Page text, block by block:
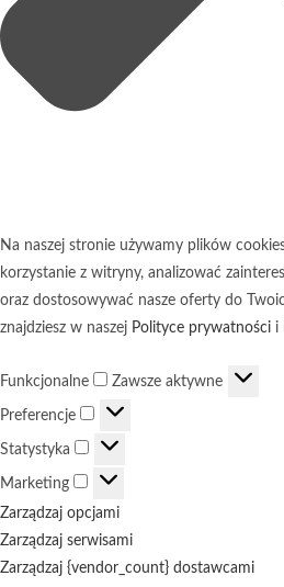
Na naszej stronie używamy plików
korzystanie z witryny, analizować
oraz dostosowywać nasze oferty do
znajdziesz w naszej Polityce prywatności i
Funkcjonalne Funkcjonalne
Zawsze aktywne
Preferencje Preferencje
Statystyka Statystyka
Marketing Marketing
Zarządzaj opcjami
Zarządzaj serwisami
Zarządzaj {vendor_count} dostawcami